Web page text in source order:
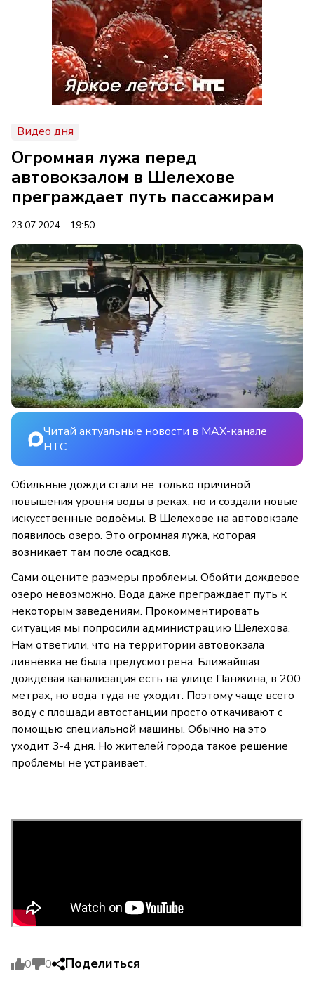
Видео дня
Огромная лужа перед
автовокзалом в Шелехове
преграждает путь пассажирам
23.07.2024 - 19:50
Читай актуальные новости в MAX-канале
НТС
Обильные дожди стали не только причиной
повышения уровня воды в реках, но и создали новые
искусственные водоёмы. В Шелехове на автовокзале
появилось озеро. Это огромная лужа, которая
возникает там после осадков.
Сами оцените размеры проблемы. Обойти дождевое
озеро невозможно. Вода даже преграждает путь к
некоторым заведениям. Прокомментировать
ситуация мы попросили администрацию Шелехова.
Нам ответили, что на территории автовокзала
ливнёвка не была предусмотрена. Ближайшая
дождевая канализация есть на улице Панжина, в 200
метрах, но вода туда не уходит. Поэтому чаще всего
воду с площади автостанции просто откачивают с
помощью специальной машины. Обычно на это
уходит 3-4 дня. Но жителей города такое решение
проблемы не устраивает.
0 0 Поделиться